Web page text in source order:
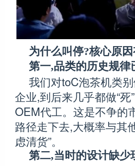
为什么叫停?核心原因
第一,品类的历史规
我们对toC泡茶机类
企业,到后来几乎都做“
OEM代工。这是不争的
路径走下去,大概率与其
虑清货”。
第二,当时的设计缺